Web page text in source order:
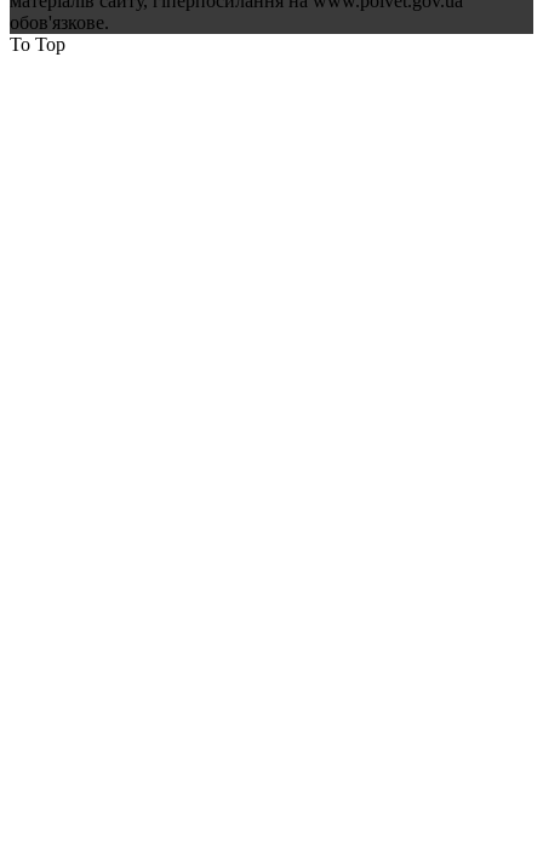
обов'язкове.
To Top